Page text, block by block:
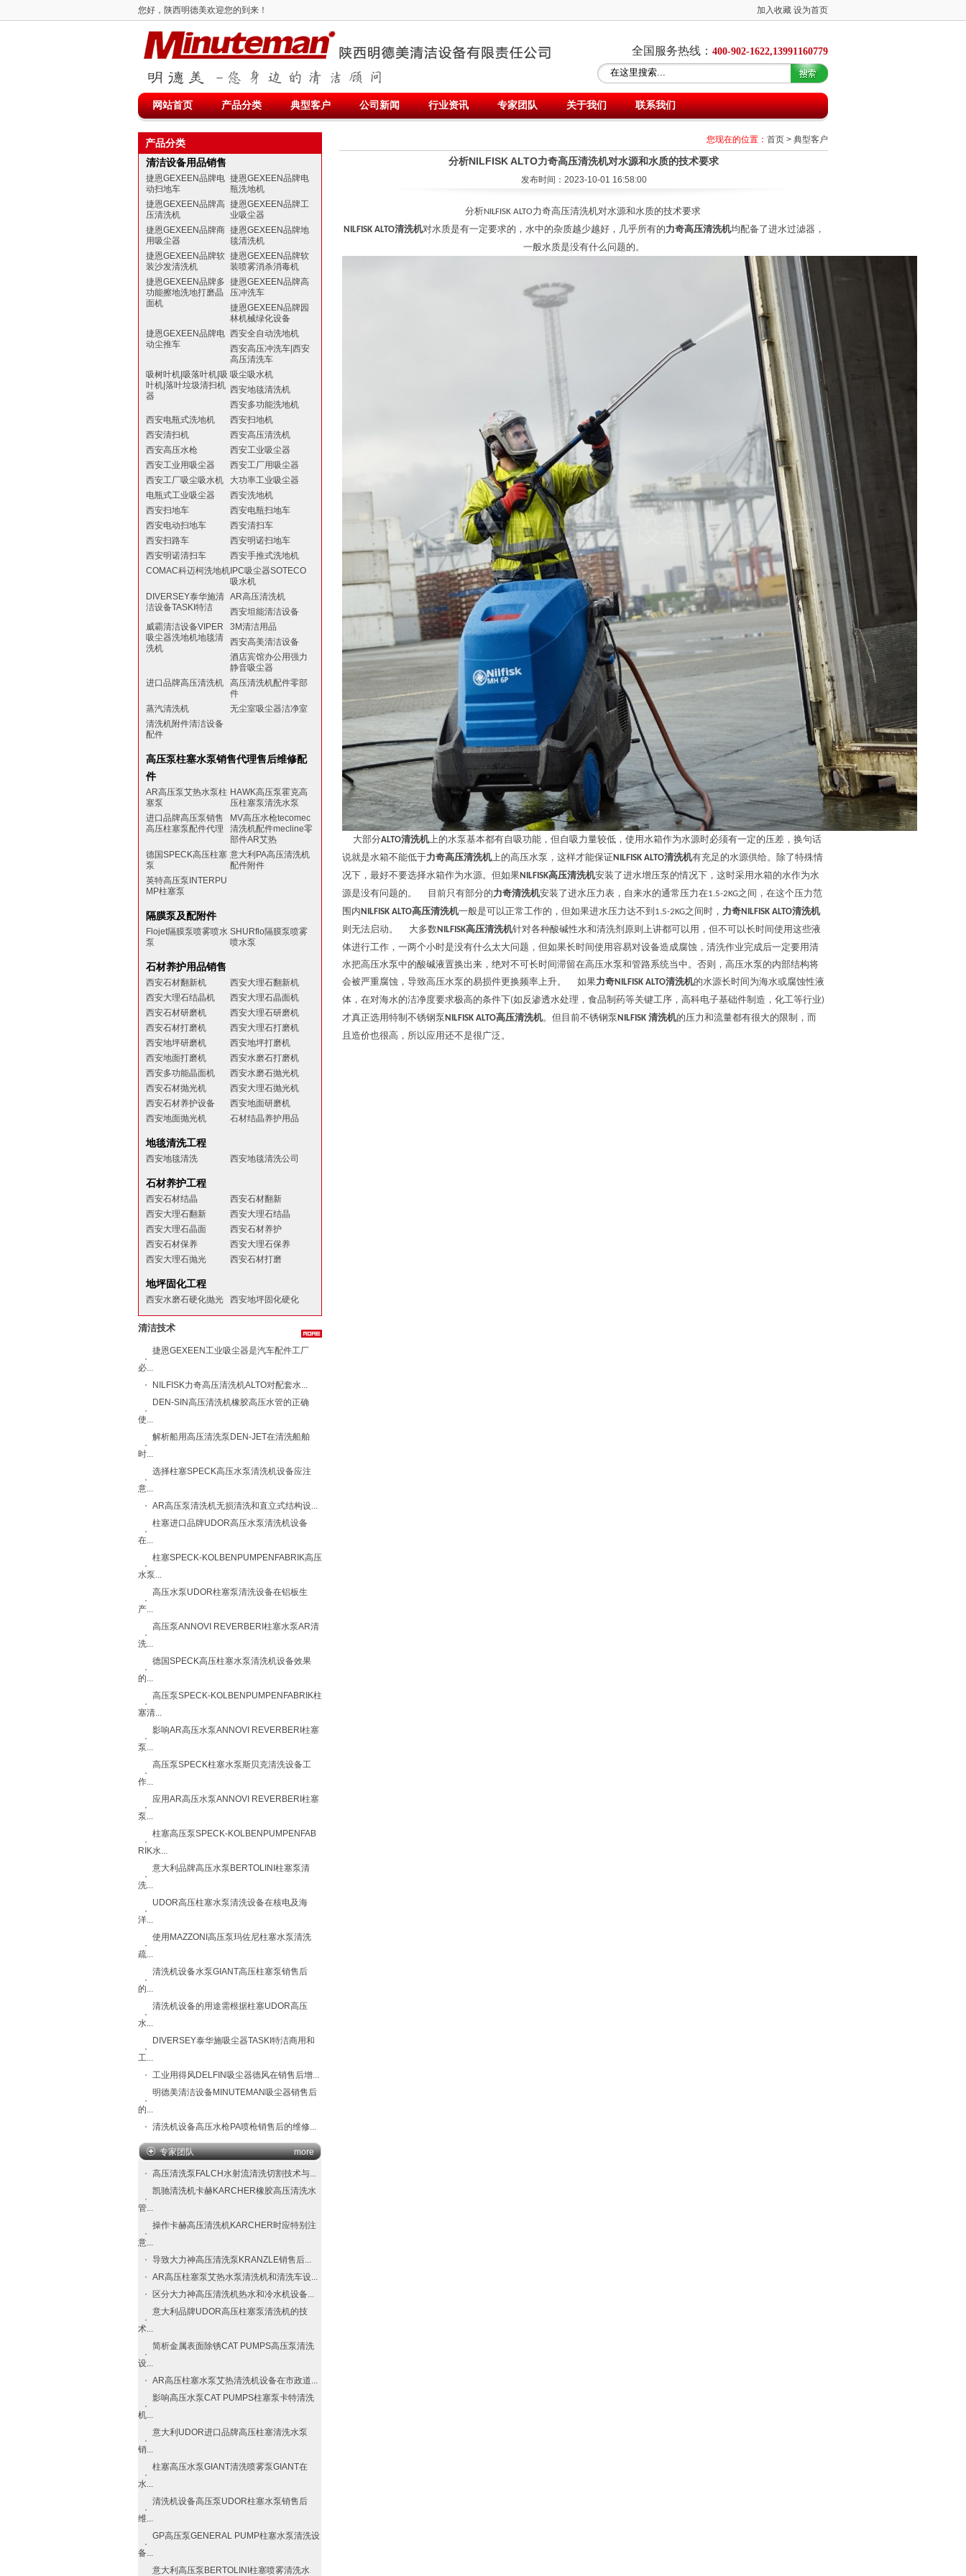
您好，陕西明德美欢迎您的到来！ 加入收藏 设为首页
全国服务热线： 400-902-1622,13991160779
网站首页 产品分类 典型客户 公司新闻 行业资讯 专家团队 关于我们 联系我们
产品分类
清洁设备用品销售
捷恩GEXEEN品牌电
动扫地车
捷恩GEXEEN品牌电
瓶洗地机
捷恩GEXEEN品牌高
压清洗机
捷恩GEXEEN品牌工
业吸尘器
捷恩GEXEEN品牌商
用吸尘器
捷恩GEXEEN品牌地
毯清洗机
捷恩GEXEEN品牌软
装沙发清洗机
捷恩GEXEEN品牌软
装喷雾消杀消毒机
捷恩GEXEEN品牌多
功能擦地洗地打磨晶
面机
捷恩GEXEEN品牌高
压冲洗车
捷恩GEXEEN品牌园
林机械绿化设备
捷恩GEXEEN品牌电
动尘推车
西安全自动洗地机
西安高压冲洗车|西安
高压清洗车
吸树叶机|吸落叶机|吸
叶机|落叶垃圾清扫机
器
吸尘吸水机
西安地毯清洗机
西安多功能洗地机
西安电瓶式洗地机
西安扫地机
西安清扫机
西安高压清洗机
西安高压水枪
西安工业吸尘器
西安工业用吸尘器
西安工厂用吸尘器
西安工厂吸尘吸水机
大功率工业吸尘器
电瓶式工业吸尘器
西安洗地机
西安扫地车
西安电瓶扫地车
西安电动扫地车
西安清扫车
西安扫路车
西安明诺扫地车
西安明诺清扫车
西安手推式洗地机
COMAC科迈柯洗地机 IPC吸尘器SOTECO
吸水机
DIVERSEY泰华施清
洁设备TASKI特洁
AR高压清洗机
西安坦能清洁设备
威霸清洁设备VIPER
吸尘器洗地机地毯清
洗机
3M清洁用品
西安高美清洁设备
酒店宾馆办公用强力
静音吸尘器
进口品牌高压清洗机
高压清洗机配件零部
件
蒸汽清洗机
无尘室吸尘器洁净室
清洗机附件清洁设备
配件
高压泵柱塞水泵销售代理售后维修配
件
AR高压泵艾热水泵柱
塞泵
HAWK高压泵霍克高
压柱塞泵清洗水泵
进口品牌高压泵销售
高压柱塞泵配件代理
MV高压水枪tecomec
清洗机配件mecline零
部件AR艾热
德国SPECK高压柱塞
泵
意大利PA高压清洗机
配件附件
英特高压泵INTERPU
MP柱塞泵
隔膜泵及配附件
Flojet隔膜泵喷雾喷水
泵
SHURflo隔膜泵喷雾
喷水泵
石材养护用品销售
西安石材翻新机
西安大理石翻新机
西安大理石结晶机
西安大理石晶面机
西安石材研磨机
西安大理石研磨机
西安石材打磨机
西安大理石打磨机
西安地坪研磨机
西安地坪打磨机
西安地面打磨机
西安水磨石打磨机
西安多功能晶面机
西安水磨石抛光机
西安石材抛光机
西安大理石抛光机
西安石材养护设备
西安地面研磨机
西安地面抛光机
石材结晶养护用品
地毯清洗工程
西安地毯清洗 西安地毯清洗公司
石材养护工程
西安石材结晶
西安石材翻新
西安大理石翻新
西安大理石结晶
西安大理石晶面
西安石材养护
西安石材保养
西安大理石保养
西安大理石抛光
西安石材打磨
地坪固化工程
西安水磨石硬化抛光 西安地坪固化硬化
清洁技术
捷恩GEXEEN工业吸尘器是汽车配件工厂
必...
NILFISK力奇​高压清洗机ALTO​对配套水...
DEN-SIN高压清洗机橡胶高压水管的正确
使...
解析船用高压清洗泵DEN-JET在清洗船舶
时...
选择柱塞SPECK高压水泵清洗机设备应注
意...
AR高压泵清洗机无损清洗和直立式结构设...
柱塞进口品牌UDOR高压水泵清洗机设备
在...
柱塞SPECK-KOLBENPUMPENFABRIK高压
水泵...
高压水泵UDOR柱塞泵清洗设备在铝板生
产...
高压泵ANNOVI REVERBERI柱塞水泵AR清
洗...
德国SPECK高压柱塞水泵清洗机设备效果
的...
高压泵SPECK-KOLBENPUMPENFABRIK柱
塞清...
影响AR高压水泵ANNOVI REVERBERI柱塞
泵...
高压泵SPECK柱塞水泵斯贝克清洗设备工
作...
应用AR高压水泵ANNOVI REVERBERI柱塞
泵...
柱塞高压泵SPECK-KOLBENPUMPENFAB
RIK水...
意大利品牌高压水泵BERTOLINI柱塞泵清
洗...
UDOR高压柱塞水泵清洗设备在核电及海
洋...
使用MAZZONI高压泵玛佐尼柱塞水泵清洗
疏...
清洗机设备水泵GIANT高压柱塞泵销售后
的...
清洗机设备的用途需根据柱塞UDOR高压
水...
DIVERSEY泰华施吸尘器TASKI特洁商用和
工...
工业用得风DELFIN吸尘器德风在销售后增...
明德美清洁设备MINUTEMAN吸尘器销售后
的...
清洗机设备高压水枪PA喷枪销售后的维修...
专家团队 more
高压清洗泵FALCH​水射流清洗切割技术与...
凯驰清洗机卡赫KARCHER橡胶高压清洗水
管...
操作卡赫高压清洗机KARCHER时应特别注
意...
导致大力神高压清洗泵​KRANZLE​销售后...
AR高压柱塞泵艾热水泵清洗机和清洗车设...
区分大力神高压清洗机热水和冷水机设备...
意大利品牌UDOR高压柱塞泵清洗机的技
术...
简析金属表面除锈CAT PUMPS高压泵清洗
设...
AR高压柱塞水泵艾热清洗机设备在市政道...
影响高压水泵CAT PUMPS柱塞泵卡特清洗
机...
意大利UDOR进口品牌高压柱塞清洗水泵
销...
柱塞高压水泵GIANT清洗喷雾泵GIANT在
水...
清洗机设备高压泵UDOR柱塞水泵销售后
维...
GP高压泵GENERAL PUMP柱塞水泵清洗设
备...
意大利高压泵BERTOLINI柱塞喷雾清洗水
您现在的位置： 首页 > 典型客户
分析NILFISK ALTO力奇高压清洗机对水源和水质的技术要求
发布时间：2023-10-01 16:58:00
分析NILFISK ALTO力奇高压清洗机对水源和水质的技术要求
NILFISK ALTO清洗机对水质是有一定要求的，水中的杂质越少越好，几乎所有的力奇高压清洗机均配备了进水过滤器，
一般水质是没有什么问题的。
大部分ALTO清洗机上的水泵基本都有自吸功能，但自吸力量较低，使用水箱作为水源时必须有一定的压差，换句话
说就是水箱不能低于力奇高压清洗机上的高压水泵，这样才能保证NILFISK ALTO清洗机有充足的水源供给。除了特殊情
况下，最好不要选择水箱作为水源。但如果NILFISK高压清洗机安装了进水增压泵的情况下，这时采用水箱的水作为水
源是没有问题的。
目前只有部分的力奇清洗机安装了进水压力表，自来水的通常压力在1.5-2KG之间，在这个压力范
围内 NILFISK ALTO高压清洗机一般是可以正常工作的，但如果进水压力达不到 1.5-2KG之间时， 力奇NILFISK ALTO清洗机
则无法启动。
大多数 NILFISK高压清洗机针对各种酸碱性水和清洗剂原则上讲都可以用，但不可以长时间使用这些液
体进行工作，一两个小时是没有什么太大问题，但如果长时间使用容易对设备造成腐蚀，清洗作业完成后一定要用清
水把高压水泵中的酸碱液置换出来，绝对不可长时间滞留在高压水泵和管路系统当中。否则，高压水泵的内部结构将
会被严重腐蚀，导致高压水泵的易损件更换频率上升。
如果力奇NILFISK ALTO清洗机的水源长时间为海水或腐蚀性液
体，在对海水的洁净度要求极高的条件下(如反渗透水处理，食品制药等关键工序，高科电子基础件制造，化工等行业)
才真正选用特制不锈钢泵 NILFISK ALTO高压清洗机。但目前不锈钢泵 NILFISK 清洗机的压力和流量都有很大的限制，而
且造价也很高，所以应用还不是很广泛。